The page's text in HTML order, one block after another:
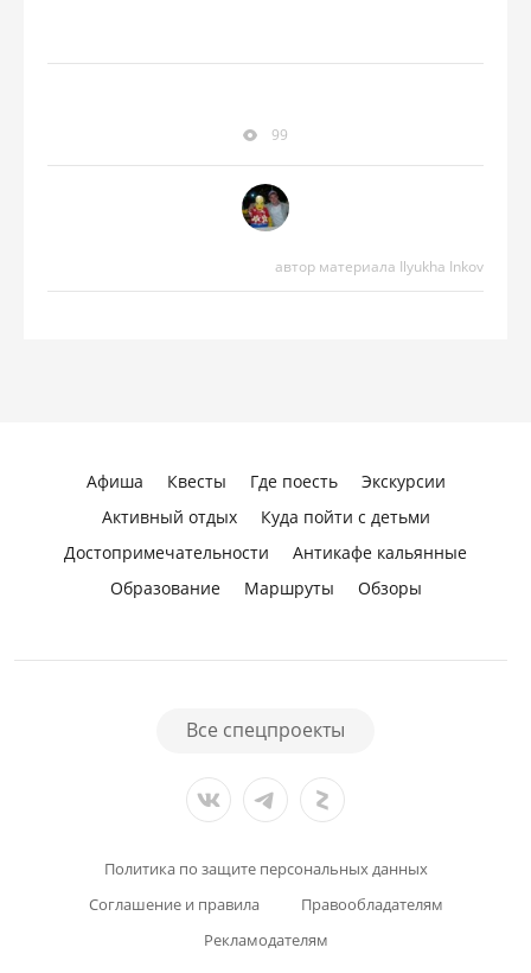
99
автор материала Ilyukha Inkov
Афиша Квесты Где поесть
Экскурсии
Активный отдых
Куда пойти с детьми
Достопримечательности
Антикафе кальянные
Образование
Маршруты Обзоры
Все спецпроекты
Политика по защите персональных данных
Соглашение и правила
Правообладателям
Рекламодателям